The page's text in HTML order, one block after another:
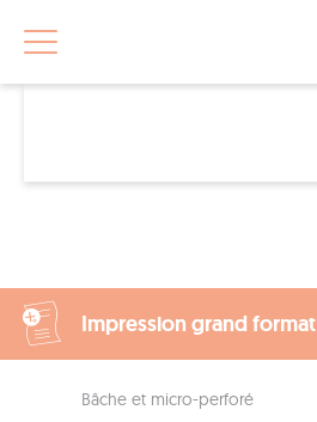
Impression grand format
Bâche et micro-perforé